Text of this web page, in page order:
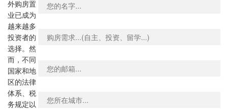
外购房置
业已成为
越来越多
投资者的
选择。然
而，不同
国家和地
区的法律
体系、税
务规定以